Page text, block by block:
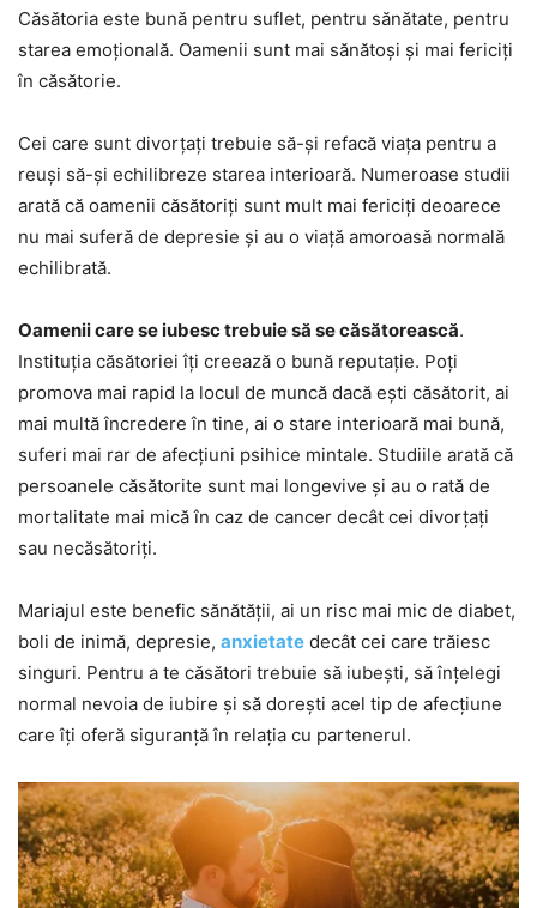
Căsătoria este bună pentru suflet, pentru sănătate, pentru
starea emoțională. Oamenii sunt mai sănătoși și mai fericiți
în căsătorie.
Cei care sunt divorțați trebuie să-și refacă viața pentru a
reuși să-și echilibreze starea interioară. Numeroase studii
arată că oamenii căsătoriți sunt mult mai fericiți deoarece
nu mai suferă de depresie și au o viață amoroasă normală
echilibrată.
Oamenii care se iubesc trebuie să se căsătorească.
Instituția căsătoriei îți creează o bună reputație. Poți
promova mai rapid la locul de muncă dacă ești căsătorit, ai
mai multă încredere în tine, ai o stare interioară mai bună,
suferi mai rar de afecțiuni psihice mintale. Studiile arată că
persoanele căsătorite sunt mai longevive și au o rată de
mortalitate mai mică în caz de cancer decât cei divorțați
sau necăsătoriți.
Mariajul este benefic sănătății, ai un risc mai mic de diabet,
boli de inimă, depresie, anxietate decât cei care trăiesc
singuri. Pentru a te căsători trebuie să iubești, să înțelegi
normal nevoia de iubire și să dorești acel tip de afecțiune
care îți oferă siguranță în relația cu partenerul.